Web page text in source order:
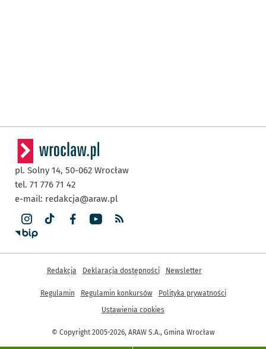
pl. Solny 14, 50-062 Wrocław
tel. 71 776 71 42
e-mail: redakcja@araw.pl
© Copyright 2005-2026, ARAW S.A., Gmina Wrocław
Inne informacje
Redakcja Deklaracja dostępności Newsletter
Regulamin Regulamin konkursów
Polityka prywatności
Ustawienia cookies